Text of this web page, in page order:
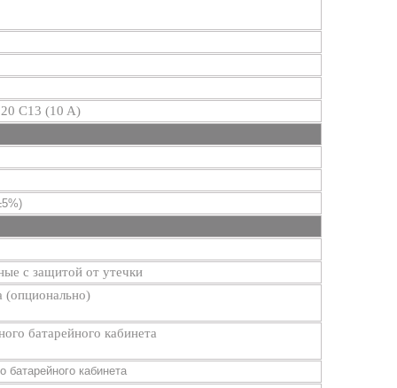
C13 (10 A)
с защитой от утечки
(опционально)
батарейного кабинета
батарейного кабинета